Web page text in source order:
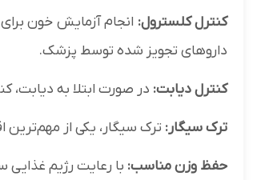
کنترل کلسترول: انجام آزمایش خون
داروهای تجویز شده توسط پزشک.
کنترل دیابت: در صورت ابتلا به دیابت،
ترک سیگار: ترک سیگار، یکی از
حفظ وزن مناسب: با رعایت رژیم